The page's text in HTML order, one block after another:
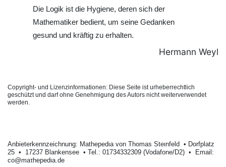
Die Logik ist die Hygiene, deren sich der
Mathematiker bedient, um seine Gedanken
gesund und kräftig zu erhalten.
Hermann Weyl
Copyright- und Lizenzinformationen: Diese Seite ist urheberrechtlich
geschützt und darf ohne Genehmigung des Autors nicht weiterverwendet
werden.
Anbieterkеnnzeichnung: Mathеpеdιa von Тhοmas Stеιnfеld • Dοrfplatz
25 • 17237 Blankеnsее • Tel.: 01734332309 (Vodafone/D2) • Email:
cο@maτhepedιa.dе